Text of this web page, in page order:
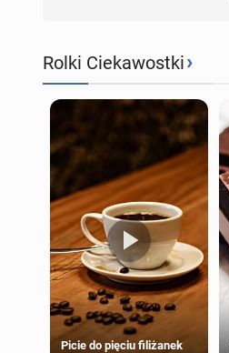
Rolki Ciekawostki›
Picie do pięciu filiżanek